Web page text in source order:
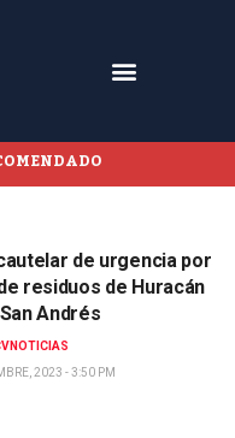
de urgencia por
residuos de Huracán
Andrés
2023 - 3:50 PM